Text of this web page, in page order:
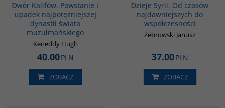
Dwór Kalifów. Powstanie i
upadek najpotężniejszej
dynastii świata
muzułmańskiego
Keneddy Hugh
40.00PLN
ZOBACZ
Dzieje Syrii. Od czasów
najdawniejszych do
współczesności
Żebrowski Janusz
37.00PLN
ZOBACZ